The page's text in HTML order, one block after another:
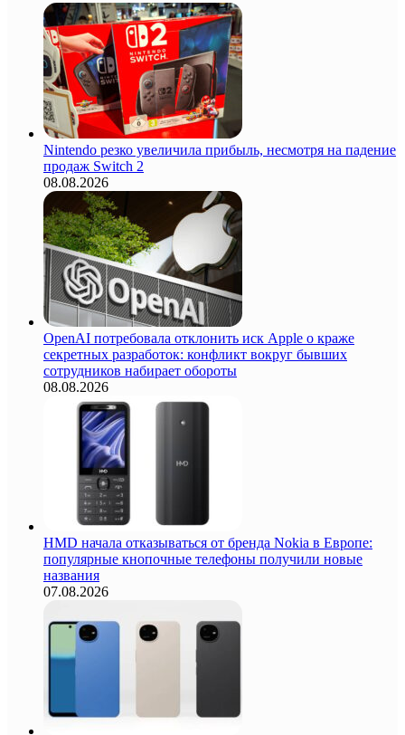
Nintendo резко увеличила прибыль, несмотря на падение
продаж Switch 2
08.08.2026
OpenAI потребовала отклонить иск Apple о краже
секретных разработок: конфликт вокруг бывших
сотрудников набирает обороты
08.08.2026
HMD начала отказываться от бренда Nokia в Европе:
популярные кнопочные телефоны получили новые
названия
07.08.2026